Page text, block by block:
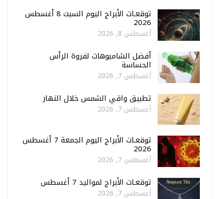
توقعـات الأبراج اليوم السبت 8 أغسطس
2026
أغسطس 8, 2026
أفضل الشامبوهات لفروة الرأس
الحساسة
أغسطس 7, 2026
تطبيق واقي الشمس خلال النهار
أغسطس 7, 2026
توقعـات الأبراج اليوم الجمعة 7 أغسطس
2026
أغسطس 7, 2026
توقعـات الأبراج لمواليد 7 أغسطس
أغسطس 7, 2026